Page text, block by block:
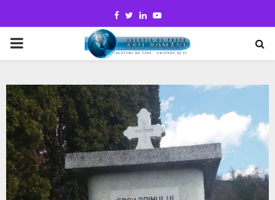
Facebook
TwitterLinkedinYoutube
PRIMARY